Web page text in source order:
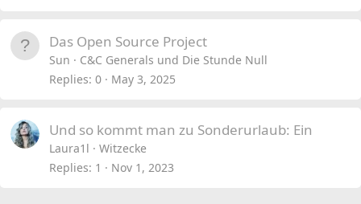
Das Open Source Project
Sun
C&C Generals und Die Stunde Null
Replies 0 May 3, 2025
Und so kommt man zu Sonderurlaub: Ein
Laura1l
Witzecke
Replies 1 Nov 1, 2023